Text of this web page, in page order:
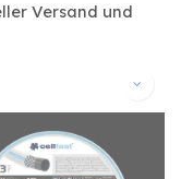
Versand und